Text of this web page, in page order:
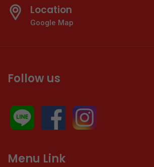
Location
Google Map
Follow us
Menu Link